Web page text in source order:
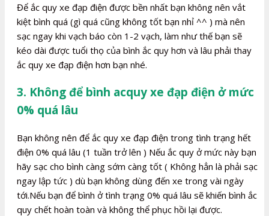
Để ắc quy xe đạp điện được bền nhất bạn không nên vắt
kiệt bình quá (gì quá cũng không tốt bạn nhỉ ^^ ) mà nên
sạc ngay khi vạch báo còn 1-2 vạch, làm như thế bạn sẽ
kéo dài được tuổi thọ của bình ắc quy hơn và lâu phải thay
ắc quy xe đạp điện hơn bạn nhé.
3. Không để bình acquy xe đạp điện ở mức
0% quá lâu
Bạn không nên để ắc quy xe đạp điện trong tình trạng hết
điện 0% quá lâu (1 tuần trở lên ) Nếu ắc quy ở mức này bạn
hãy sạc cho bình càng sớm càng tốt ( Không hẳn là phải sạc
ngay lập tức ) dù bạn không dùng đến xe trong vài ngày
tới.Nếu bạn để bình ở tình trạng 0% quá lâu sẽ khiến bình ắc
quy chết hoàn toàn và không thể phục hồi lại được.